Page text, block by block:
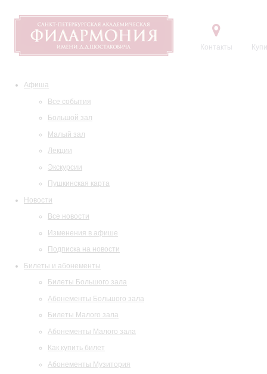
Контакты
Афиша
Все события
Большой зал
Малый зал
Лекции
Экскурсии
Пушкинская карта
Новости
Все новости
Изменения в афише
Подписка на новости
Билеты и абонементы
Билеты Большого зала
Абонементы Большого зала
Билеты Малого зала
Абонементы Малого зала
Как купить билет
Абонементы Музитория